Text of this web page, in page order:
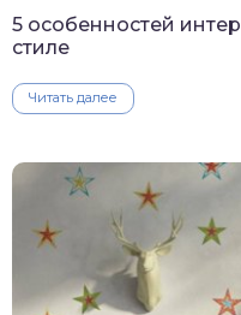
5 особенностей
стиле
Читать далее